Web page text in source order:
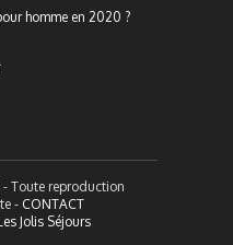
homme en 2020 ?
Toute reproduction
- CONTACT
Jolis Séjours